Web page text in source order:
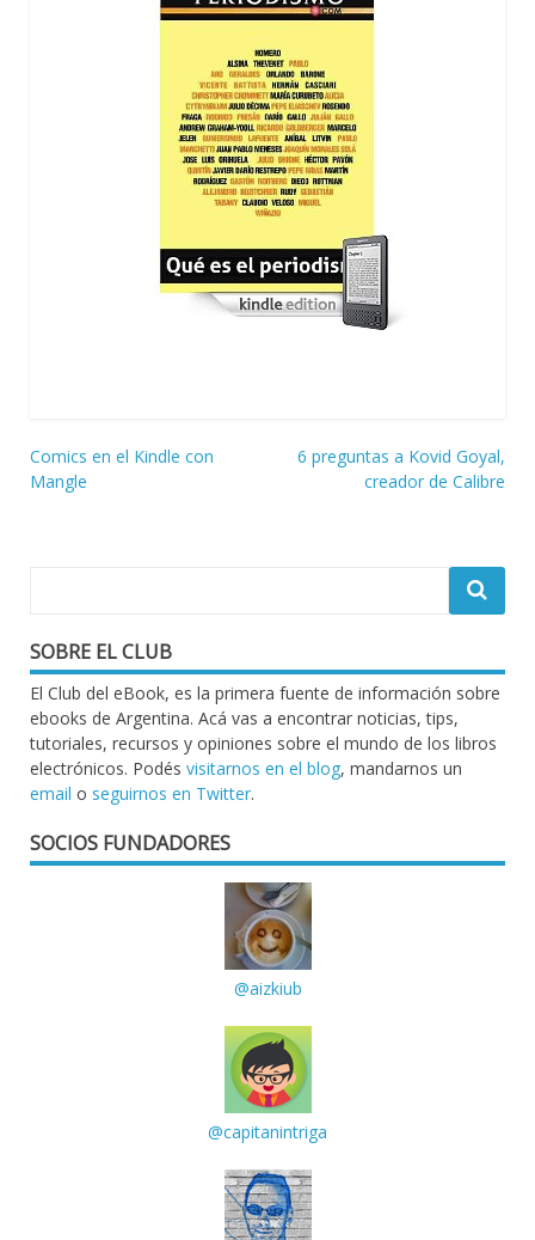
Navegación
de
Comics en el Kindle con
Mangle
6 preguntas a Kovid Goyal,
creador de Calibre
SOBRE EL CLUB
El Club del eBook, es la primera fuente de información sobre
ebooks de Argentina. Acá vas a encontrar noticias, tips,
tutoriales, recursos y opiniones sobre el mundo de los libros
electrónicos. Podés visitarnos en el blog, mandarnos un
email o seguirnos en Twitter.
SOCIOS FUNDADORES
@aizkiub
@capitanintriga